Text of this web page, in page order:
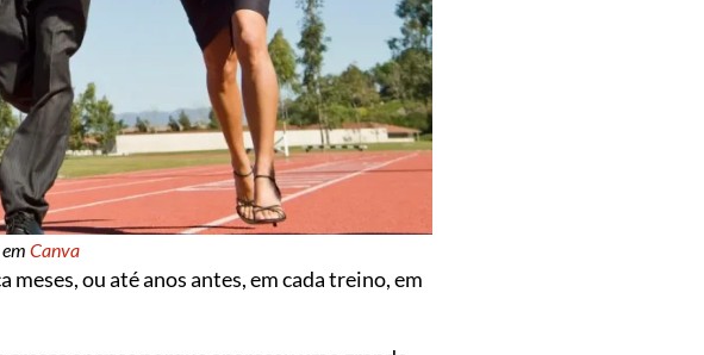
Canva
ou até anos antes, em cada treino, em